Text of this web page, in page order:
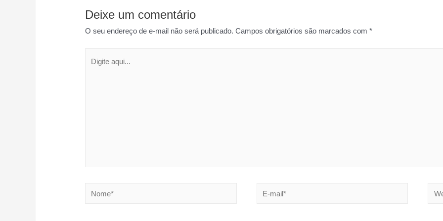
Deixe um comentário
O seu endereço de e-mail não será publicado. Campos obrigatórios são marcados com*
aqui...
Nome*
E-